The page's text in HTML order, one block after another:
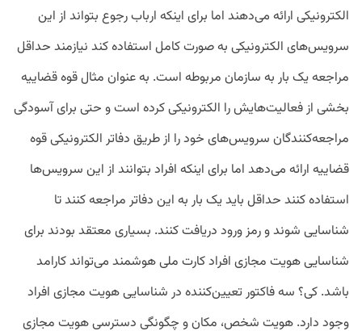
الکترونیکی ارائه می‌دهند اما برای اینکه ارباب رجوع بتواند از این
سرویس‌های الکترونیکی به‌ صورت کامل استفاده کند نیازمند حداقل
مراجعه یک بار به سازمان مربوطه است. به عنوان مثال قوه قضاییه
بخشی از فعالیت‌هایش را الکترونیکی کرده است و حتی برای آسودگی
مراجعه‌کنندگان سرویس‌های خود را از طریق دفاتر الکترونیکی قوه
قضاییه ارائه می‌دهد اما برای اینکه افراد بتوانند از این سرویس‌ها
استفاده کنند حداقل باید یک بار به این دفاتر مراجعه کنند تا
شناسایی شوند و رمز ورود دریافت کنند. بسیاری معتقد بودند برای
شناسایی هویت مجازی افراد کارت ملی هوشمند می‌تواند کارامد
باشد. کی؟ سه فاکتور تعیین‌کننده در شناسایی هویت مجازی افراد
وجود دارد. هویت شخص، مکان و چگونگی دسترسی هویت مجازی